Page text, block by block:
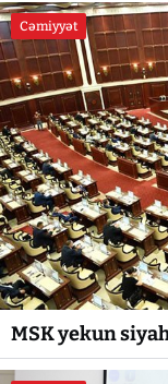
Cəmiyyət
MSK yekun